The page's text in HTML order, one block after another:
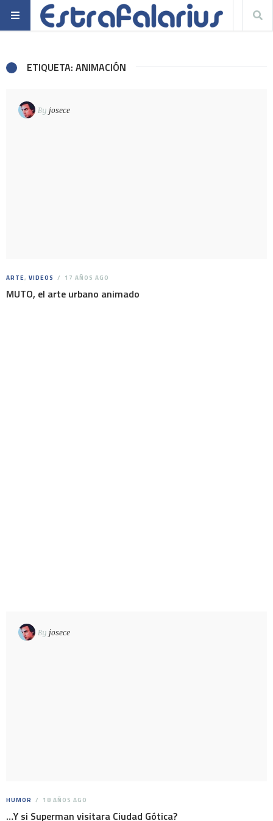
ETIQUETA: ANIMACIÓN
By josece
ARTE, VIDEOS 17 AÑOS AGO
MUTO, el arte urbano animado
By josece
HUMOR 18 AÑOS AGO
…Y si Superman visitara Ciudad Gótica?